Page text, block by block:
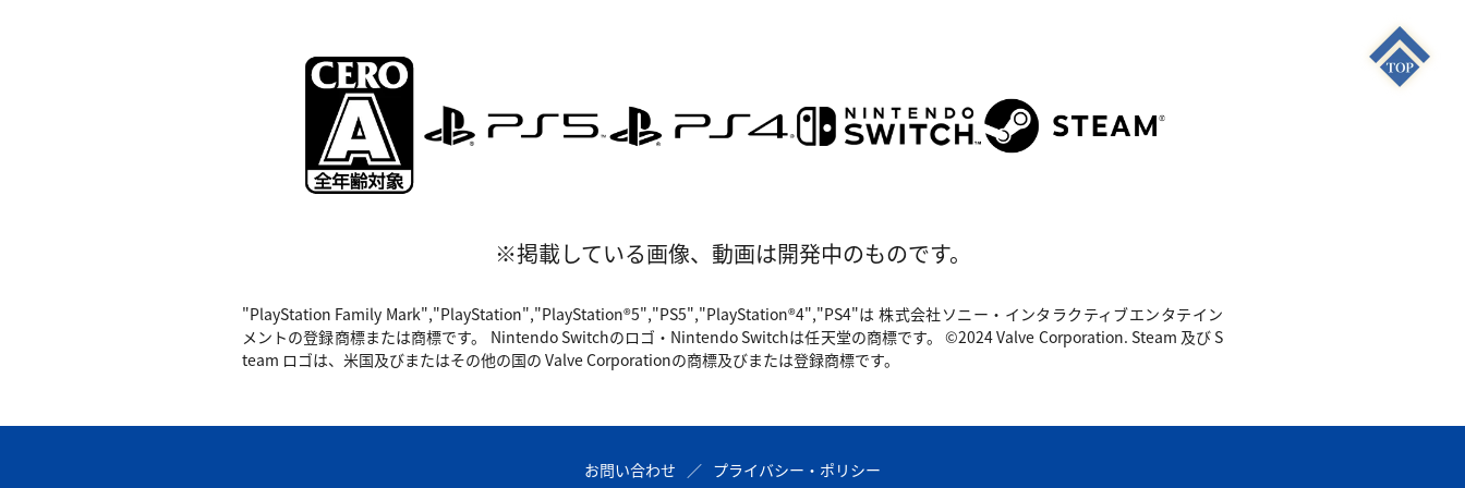
※掲載している画像、動画は開発中のものです。
"PlayStation Family Mark","PlayStation","PlayStation®5","PS5","PlayStation®4","PS4"は 株式会社ソニー・インタラクティブエンタテイン
メントの登録商標または商標です。 Nintendo Switchのロゴ・Nintendo Switchは任天堂の商標です。 ©2024 Valve Corporation. Steam 及び S
team ロゴは、米国及びまたはその他の国の Valve Corporationの商標及びまたは登録商標です。
お問い合わせ プライバシー・ポリシー